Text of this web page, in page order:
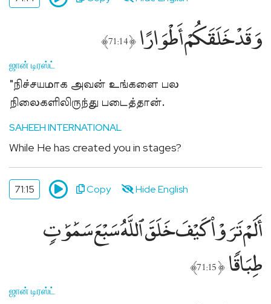
وَقَدْ خَلَقَكُمْ أَطْوَارًا ﴿71:14﴾
ஜான் டிரஸ்ட்
"நிச்சயமாக அவன் உங்களை பல
நிலைகளிலிருந்து படைத்தான்.
SAHEEH INTERNATIONAL
While He has created you in stages?
71:15 Copy Hide English
أَلَمْ تَرَوْا۟ كَيْفَ خَلَقَ ٱللَّهُ سَبْعَ سَمَٰوَٰتٍۢ
طِبَاقًۭا ﴿71:15﴾
ஜான் டிரஸ்ட்